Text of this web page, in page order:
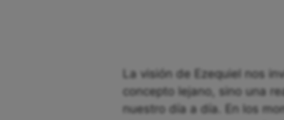
La visión de Ezequiel nos
concepto lejano, sino una
nuestro día a día. En los